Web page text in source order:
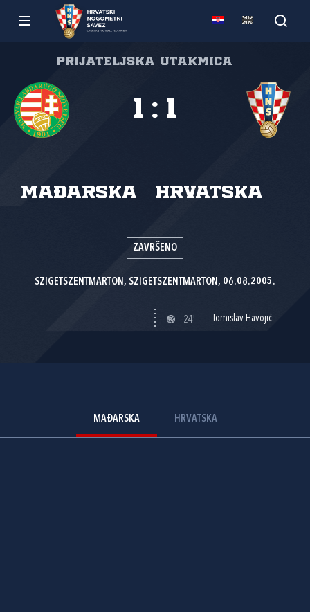
Prijateljska utakmica
Mađarska Hrvatska
1 : 1
ZAVRŠENO
SZIGETSZENTMARTON, SZIGETSZENTMARTON, 06.08.2005.
24' Tomislav Havojić
MAĐARSKA HRVATSKA